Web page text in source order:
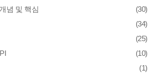
념 및 핵심
(30)
(34)
(25)
(10)
(1)